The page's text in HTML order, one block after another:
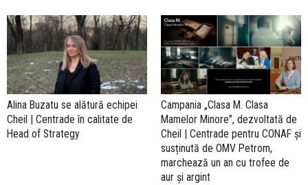
Alina Buzatu se alătură echipei
Cheil | Centrade în calitate de
Head of Strategy
Campania „Clasa M. Clasa
Mamelor Minore”, dezvoltată de
Cheil | Centrade pentru CONAF și
susținută de OMV Petrom,
marchează un an cu trofee de
aur și argint